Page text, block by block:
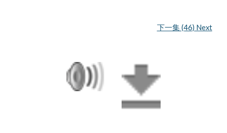
下一集 (46) Next